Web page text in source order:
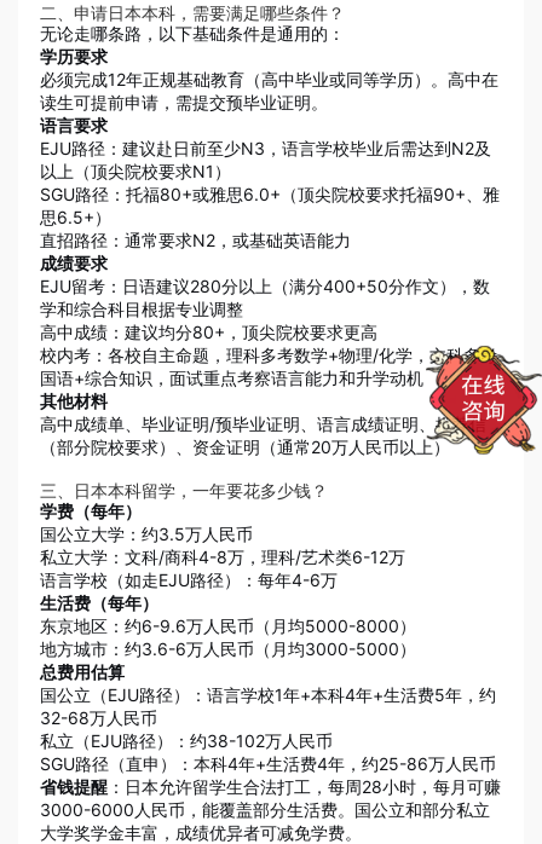
二、申请日本本科，需要满足哪些条件？
无论走哪条路，以下基础条件是通用的：
学历要求
必须完成12年正规基础教育（高中毕业或同等学历）。高中在
读生可提前申请，需提交预毕业证明。
语言要求
EJU路径：建议赴日前至少N3，语言学校毕业后需达到N2及
以上（顶尖院校要求N1）
SGU路径：托福80+或雅思6.0+（顶尖院校要求托福90+、雅
思6.5+）
直招路径：通常要求N2，或基础英语能力
成绩要求
EJU留考：日语建议280分以上（满分400+50分作文），数
学和综合科目根据专业调整
高中成绩：建议均分80+，顶尖院校要求更高
校内考：各校自主命题，理科多考数学+物理/化学，文科多考
国语+综合知识，面试重点考察语言能力和升学动机
其他材料
高中成绩单、毕业证明/预毕业证明、语言成绩证明、推荐信
（部分院校要求）、资金证明（通常20万人民币以上）
三、日本本科留学，一年要花多少钱？
学费（每年）
国公立大学：约3.5万人民币
私立大学：文科/商科4-8万，理科/艺术类6-12万
语言学校（如走EJU路径）：每年4-6万
生活费（每年）
东京地区：约6-9.6万人民币（月均5000-8000）
地方城市：约3.6-6万人民币（月均3000-5000）
总费用估算
国公立（EJU路径）：语言学校1年+本科4年+生活费5年，约
32-68万人民币
私立（EJU路径）：约38-102万人民币
SGU路径（直申）：本科4年+生活费4年，约25-86万人民币
省钱提醒：日本允许留学生合法打工，每周28小时，每月可赚
3000-6000人民币，能覆盖部分生活费。国公立和部分私立
大学奖学金丰富，成绩优异者可减免学费。